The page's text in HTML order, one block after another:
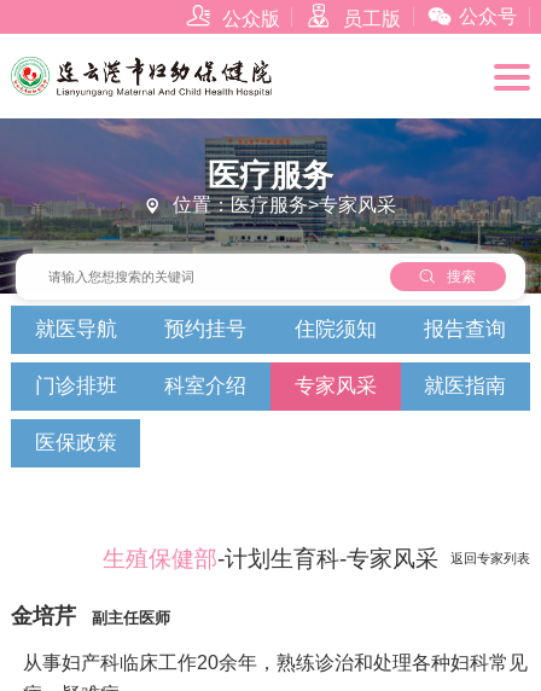
 公众版  员工版  公众号
 搜索
医疗服务
 位置：医疗服务>专家风采
就医导航 预约挂号 住院须知 报告查询
门诊排班 科室介绍 专家风采 就医指南
医保政策
生殖保健部-计划生育科-专家风采 返回专家列表
金培芹 副主任医师
从事妇产科临床工作20余年，熟练诊治和处理各种妇科常见